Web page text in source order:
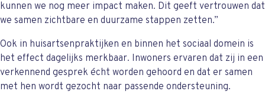
kunnen we nog meer impact maken. Dit geeft vertrouwen dat
we samen zichtbare en duurzame stappen zetten.”
Ook in huisartsenpraktijken en binnen het sociaal domein is
het effect dagelijks merkbaar. Inwoners ervaren dat zij in een
verkennend gesprek écht worden gehoord en dat er samen
met hen wordt gezocht naar passende ondersteuning.